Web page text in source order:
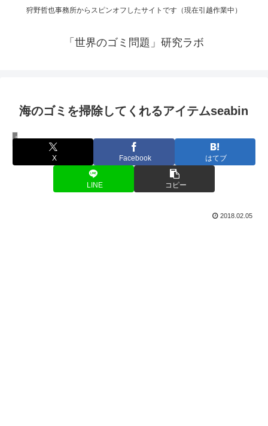
狩野哲也事務所からスピンオフしたサイトです（現在引越作業中）
「世界のゴミ問題」研究ラボ
海のゴミを掃除してくれるアイテムseabin
思考
X Facebook はてブ
LINE コピー
2018.02.05